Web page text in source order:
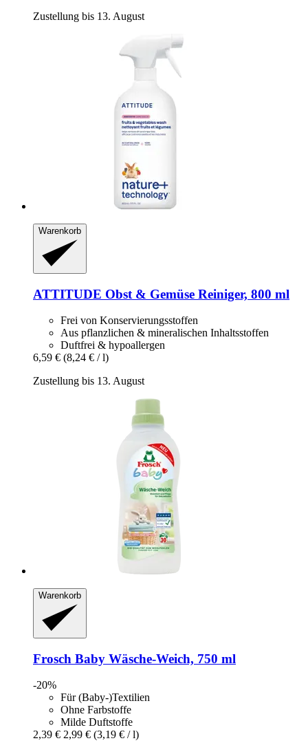
Zustellung bis 13. August
Warenkorb
ATTITUDE Obst & Gemüse Reiniger, 800 ml
Frei von Konservierungsstoffen
Aus pflanzlichen & mineralischen Inhaltsstoffen
Duftfrei & hypoallergen
6,59 € (8,24 € / l)
Zustellung bis 13. August
Warenkorb
Frosch Baby Wäsche-​Weich, 750 ml
-20%
Für (Baby-)Textilien
Ohne Farbstoffe
Milde Duftstoffe
2,39 € 2,99 € (3,19 € / l)